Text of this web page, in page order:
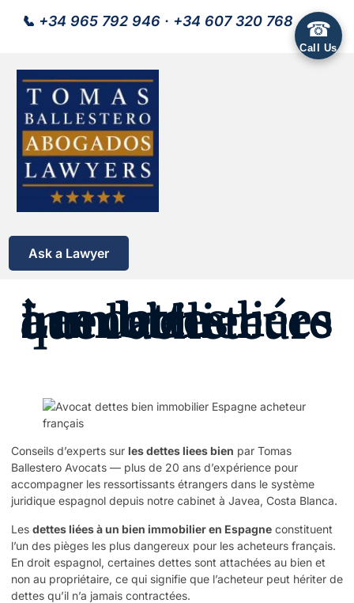
📞 +34 965 792 946 · +34 607 320 768
Ask a Lawyer
Les dettes liées à un bien immobilier : ce que l’acheteur
Conseils d’experts sur les dettes liees bien par Tomas
Ballestero Avocats — plus de 20 ans d’expérience pour
accompagner les ressortissants étrangers dans le système
juridique espagnol depuis notre cabinet à Javea, Costa Blanca.
Les dettes liées à un bien immobilier en Espagne constituent
l’un des pièges les plus dangereux pour les acheteurs français.
En droit espagnol, certaines dettes sont attachées au bien et
non au propriétaire, ce qui signifie que l’acheteur peut hériter de
dettes qu’il n’a jamais contractées.
☎
Call Us